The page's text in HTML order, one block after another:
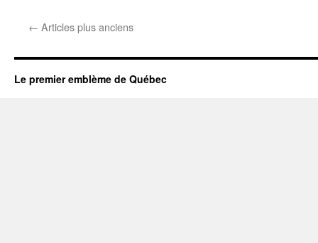
← Articles plus anciens
Le premier emblème de Québec